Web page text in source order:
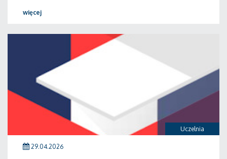
więcej
Uczelnia
29.04.2026